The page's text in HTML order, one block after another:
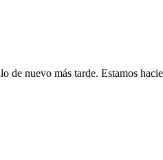
de nuevo más tarde. Estamos